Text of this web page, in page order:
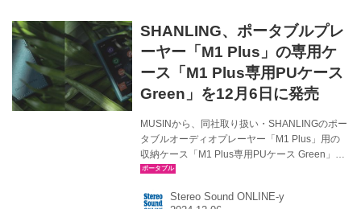
な修正と改善を実施 ファームウェア・アップデ
ートの更新内容について（V2.04...
SHANLING、ポータブルプレ
ーヤー「M1 Plus」の専用ケ
ース「M1 Plus専用PUケース
Green」を12月6日に発売
MUSINから、同社取り扱い・SHANLINGのポー
タブルオーディオプレーヤー「M1 Plus」用の
収納ケース「M1 Plus専用PUケース Green」
が、本日12月6日に発売される。価格は
ハイパフォーマンスDAC「ES9069Q」を搭載し
Stereo Sound ONLINE-y